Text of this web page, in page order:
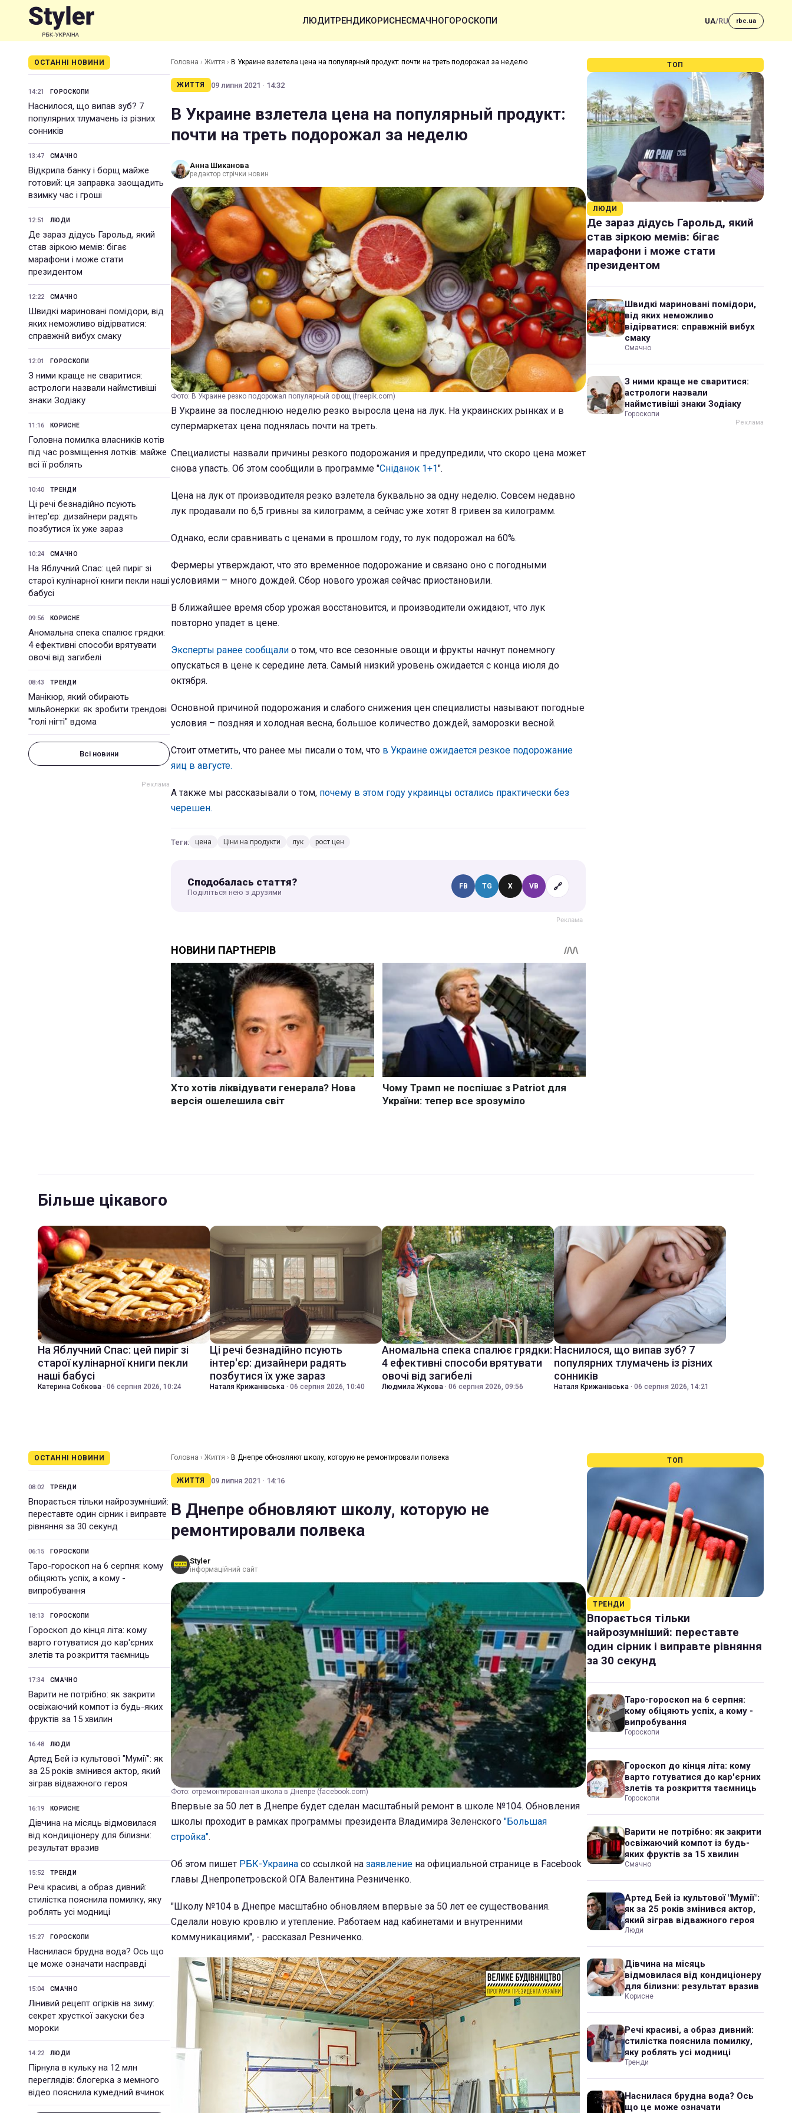
ЛЮДИТРЕНДИКОРИСНЕСМАЧНОГОРОСКОПИ UA/RU rbc.ua
ОСТАННІ НОВИНИ
14:21 ГОРОСКОПИ
Наснилося, що випав зуб? 7
популярних тлумачень із різних
сонників
13:47 СМАЧНО
Відкрила банку і борщ майже
готовий: ця заправка заощадить
взимку час і гроші
12:51 ЛЮДИ
Де зараз дідусь Гарольд, який
став зіркою мемів: бігає
марафони і може стати
президентом
12:22 СМАЧНО
Швидкі мариновані помідори, від
яких неможливо відірватися:
справжній вибух смаку
12:01 ГОРОСКОПИ
З ними краще не сваритися:
астрологи назвали наймстивіші
знаки Зодіаку
11:16 КОРИСНЕ
Головна помилка власників котів
під час розміщення лотків: майже
всі її роблять
10:40 ТРЕНДИ
Ці речі безнадійно псують
інтер'єр: дизайнери радять
позбутися їх уже зараз
10:24 СМАЧНО
На Яблучний Спас: цей пиріг зі
старої кулінарної книги пекли наші
бабусі
09:56 КОРИСНЕ
Аномальна спека спалює грядки:
4 ефективні способи врятувати
овочі від загибелі
08:43 ТРЕНДИ
Манікюр, який обирають
мільйонерки: як зробити трендові
"голі нігті" вдома
Всі новини
Головна › Життя › В Украине взлетела цена на популярный продукт: почти на треть подорожал за неделю
ЖИТТЯ 09 липня 2021 · 14:32
В Украине взлетела цена на популярный продукт:
почти на треть подорожал за неделю
Анна Шиканова
редактор стрічки новин
Фото: В Украине резко подорожал популярный офощ (freepik.com)
В Украине за последнюю неделю резко выросла цена на лук. На украинских рынках и в
супермаркетах цена поднялась почти на треть.
Специалисты назвали причины резкого подорожания и предупредили, что скоро цена может
снова упасть. Об этом сообщили в программе "Сніданок 1+1".
Цена на лук от производителя резко взлетела буквально за одну неделю. Совсем недавно
лук продавали по 6,5 гривны за килограмм, а сейчас уже хотят 8 гривен за килограмм.
Однако, если сравнивать с ценами в прошлом году, то лук подорожал на 60%.
Фермеры утверждают, что это временное подорожание и связано оно с погодными
условиями – много дождей. Сбор нового урожая сейчас приостановили.
В ближайшее время сбор урожая восстановится, и производители ожидают, что лук
повторно упадет в цене.
Эксперты ранее сообщали о том, что все сезонные овощи и фрукты начнут понемногу
опускаться в цене к середине лета. Самый низкий уровень ожидается с конца июля до
октября.
Основной причиной подорожания и слабого снижения цен специалисты называют погодные
условия – поздняя и холодная весна, большое количество дождей, заморозки весной.
Стоит отметить, что ранее мы писали о том, что в Украине ожидается резкое подорожание
яиц в августе.
А также мы рассказывали о том, почему в этом году украинцы остались практически без
черешен.
Теги: цена Ціни на продукти лук рост цен
Сподобалась стаття?
Поділіться нею з друзями
FB TG X VB 🔗
ТОП
ЛЮДИ
Де зараз дідусь Гарольд, який
став зіркою мемів: бігає
марафони і може стати
президентом
Швидкі мариновані помідори,
від яких неможливо
відірватися: справжній вибух
смаку
Смачно
З ними краще не сваритися:
астрологи назвали
наймстивіші знаки Зодіаку
Гороскопи
Більше цікавого
На Яблучний Спас: цей пиріг зі
старої кулінарної книги пекли
наші бабусі
Катерина Собкова · 06 серпня 2026, 10:24
Ці речі безнадійно псують
інтер'єр: дизайнери радять
позбутися їх уже зараз
Наталя Крижанівська · 06 серпня 2026, 10:40
Аномальна спека спалює грядки:
4 ефективні способи врятувати
овочі від загибелі
Людмила Жукова · 06 серпня 2026, 09:56
Наснилося, що випав зуб? 7
популярних тлумачень із різних
сонників
Наталя Крижанівська · 06 серпня 2026, 14:21
ОСТАННІ НОВИНИ
08:02 ТРЕНДИ
Впорається тільки найрозумніший:
переставте один сірник і виправте
рівняння за 30 секунд
06:15 ГОРОСКОПИ
Таро-гороскоп на 6 серпня: кому
обіцяють успіх, а кому -
випробування
18:13 ГОРОСКОПИ
Гороскоп до кінця літа: кому
варто готуватися до кар'єрних
злетів та розкриття таємниць
17:34 СМАЧНО
Варити не потрібно: як закрити
освіжаючий компот із будь-яких
фруктів за 15 хвилин
16:48 ЛЮДИ
Артед Бей із культової "Мумії": як
за 25 років змінився актор, який
зіграв відважного героя
16:19 КОРИСНЕ
Дівчина на місяць відмовилася
від кондиціонеру для білизни:
результат вразив
15:52 ТРЕНДИ
Речі красиві, а образ дивний:
стилістка пояснила помилку, яку
роблять усі модниці
15:27 ГОРОСКОПИ
Наснилася брудна вода? Ось що
це може означати насправді
15:04 СМАЧНО
Лінивий рецепт огірків на зиму:
секрет хрусткої закуски без
мороки
14:22 ЛЮДИ
Пірнула в кульку на 12 млн
переглядів: блогерка з мемного
відео пояснила кумедний вчинок
Головна › Життя › В Днепре обновляют школу, которую не ремонтировали полвека
ЖИТТЯ 09 липня 2021 · 14:16
В Днепре обновляют школу, которую не
ремонтировали полвека
Styler
інформаційний сайт
Фото: отремонтированная школа в Днепре (facebook.com)
Впервые за 50 лет в Днепре будет сделан масштабный ремонт в школе №104. Обновления
школы проходит в рамках программы президента Владимира Зеленского "Большая
стройка".
Об этом пишет РБК-Украина со ссылкой на заявление на официальной странице в Facebook
главы Днепропетровской ОГА Валентина Резниченко.
"Школу №104 в Днепре масштабно обновляем впервые за 50 лет ее существования.
Сделали новую кровлю и утепление. Работаем над кабинетами и внутренними
коммуникациями", - рассказал Резниченко.
ТОП
ТРЕНДИ
Впорається тільки
найрозумніший: переставте
один сірник і виправте рівняння
за 30 секунд
Таро-гороскоп на 6 серпня:
кому обіцяють успіх, а кому -
випробування
Гороскопи
Гороскоп до кінця літа: кому
варто готуватися до кар'єрних
злетів та розкриття таємниць
Гороскопи
Варити не потрібно: як закрити
освіжаючий компот із будь-
яких фруктів за 15 хвилин
Смачно
Артед Бей із культової "Мумії":
як за 25 років змінився актор,
який зіграв відважного героя
Люди
Дівчина на місяць
відмовилася від кондиціонеру
для білизни: результат вразив
Корисне
Речі красиві, а образ дивний:
стилістка пояснила помилку,
яку роблять усі модниці
Тренди
Наснилася брудна вода? Ось
що це може означати